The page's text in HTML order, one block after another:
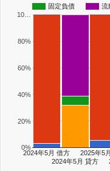
固定負債
流
2024年5月 借方
2024年5月 貸方
2025年5
0%
20%
40%
60%
80%
10…